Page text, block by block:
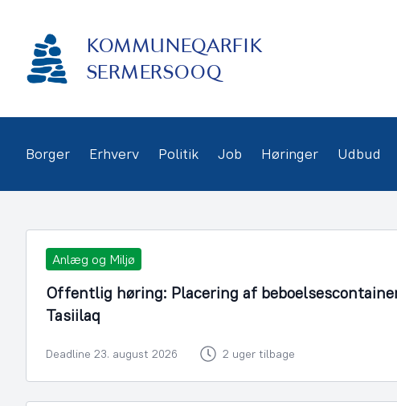
indhold
KOMMUNEQARFIK
SERMERSOOQ
Borger Erhverv Politik Job Høringer Udbud
Anlæg og Miljø
Offentlig høring: Placering af
Tasiilaq
Deadline 23. august 2026 2 uger tilbage